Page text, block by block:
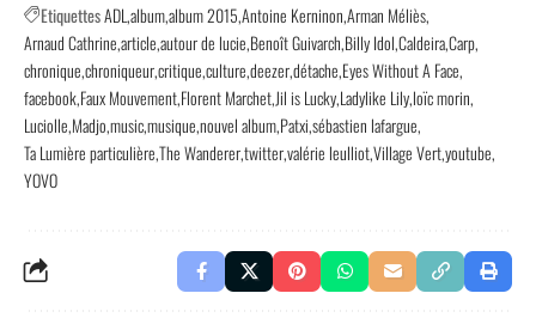
EtiquettesADL albumalbum 2015Antoine KerninonArman Méliès
Arnaud Cathrinearticleautour de lucie Benoît Guivarch Billy IdolCaldeiraCarp
chroniquechroniqueurcritiqueculturedeezerdétache Eyes Without A Face
facebookFaux MouvementFlorent MarchetJil is LuckyLadylike Lilyloïc morin
Luciolle Madjomusicmusiquenouvel albumPatxisébastien lafargue
Ta Lumière particulièreThe Wanderertwittervalérie leulliotVillage Vertyoutube
YOVO